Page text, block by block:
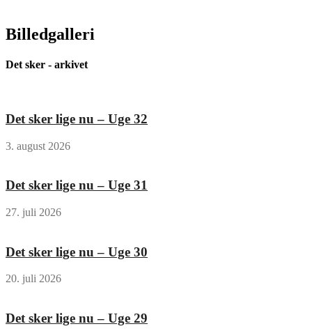
Billedgalleri
Det sker - arkivet
Det sker lige nu – Uge 32
3. august 2026
Det sker lige nu – Uge 31
27. juli 2026
Det sker lige nu – Uge 30
20. juli 2026
Det sker lige nu – Uge 29